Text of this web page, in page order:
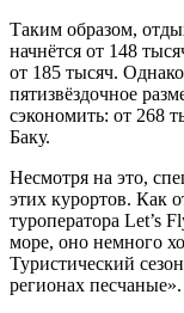
Таким образом,
начнётся от 148
от 185 тысяч.
пятизвёздочное
сэкономить: от 268
Баку.
Несмотря на это,
этих курортов. Как
туроператора Let’s
море, оно немного
Туристический
регионах песчаные».